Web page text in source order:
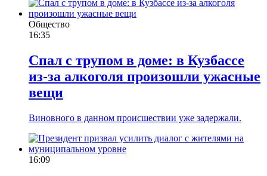
Общество
16:35
Спал с трупом в доме: в Кузбассе
из-за алкоголя произошли ужасные
вещи
Виновного в данном происшествии уже задержали.
16:09